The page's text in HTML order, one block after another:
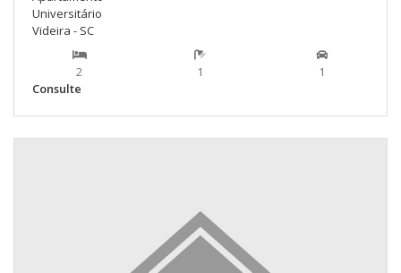
Universitário
Videira - SC
2 1
1
Consulte